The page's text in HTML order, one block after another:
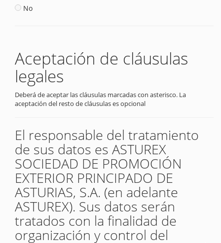
No
Aceptación de cláusulas
legales
Deberá de aceptar las cláusulas marcadas con asterisco. La
aceptación del resto de cláusulas es opcional
El responsable del tratamiento
de sus datos es ASTUREX
SOCIEDAD DE PROMOCIÓN
EXTERIOR PRINCIPADO DE
ASTURIAS, S.A. (en adelante
ASTUREX). Sus datos serán
tratados con la finalidad de
organización y control del